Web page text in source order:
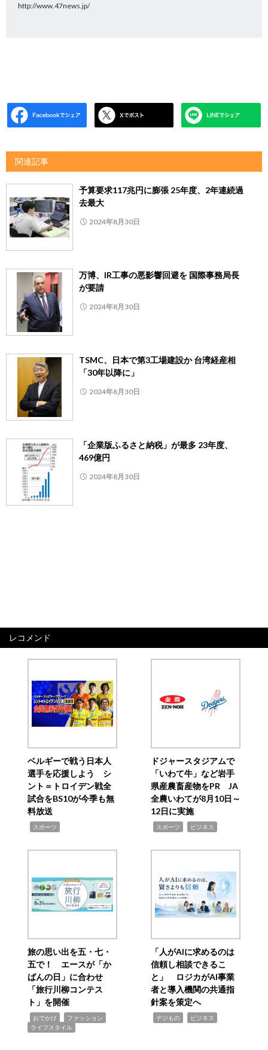
http://www.47news.jp/
関連記事
予算要求117兆円に膨張 25年度、2年連続過
去最大
2024年8月30日
万博、IR工事の悪影響回避を 国際事務局長
が要請
2024年8月30日
TSMC、日本で第3工場建設か 台湾経産相
「30年以降に」
2024年8月30日
「企業版ふるさと納税」が最多 23年度、
469億円
2024年8月30日
レコメンド
ベルギーで戦う日本人
選手を応援しよう シ
ント＝トロイデン戦全
試合をBS10が今季も無
料放送
スポーツ
ドジャースタジアムで
「いわて牛」など岩手
県産農畜産物をPR JA
全農いわてが8月10日～
12日に実施
スポーツ ビジネス
旅の思い出を五・七・
五で！ エースが「か
ばんの日」に合わせ
「旅行川柳コンテス
ト」を開催
おでかけ ファッション
ライフスタイル
「人がAIに求めるのは
信頼し相談できるこ
と」 ロジカがAI事業
者と導入機関の共通指
針案を策定へ
デジもの ビジネス